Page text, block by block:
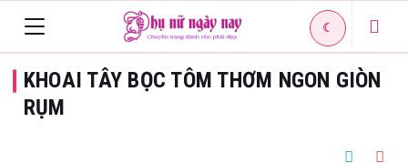
navigation
☾
KHOAI TÂY BỌC TÔM THƠM NGON GIÒN
RỤM